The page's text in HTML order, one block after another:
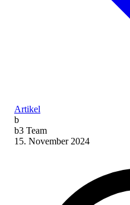
Artikel
b
b3 Team
15. November 2024